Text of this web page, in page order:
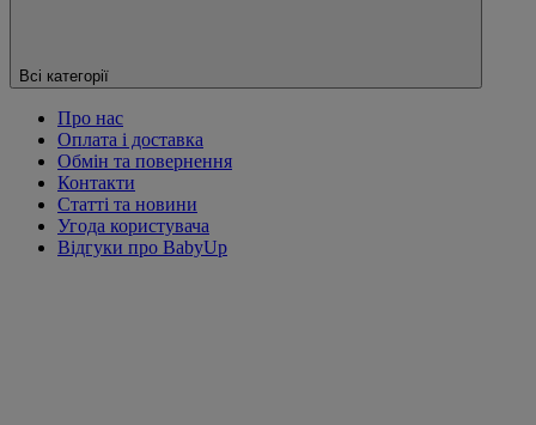
Всі категорії
Про нас
Оплата і доставка
Обмін та повернення
Контакти
Статті та новини
Угода користувача
Відгуки про BabyUp